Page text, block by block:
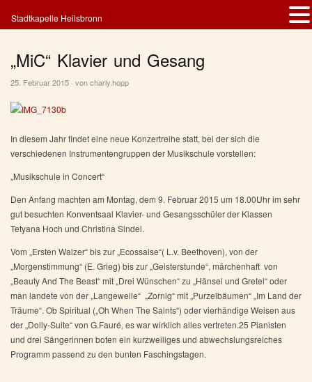
„MiC“ Klavier und Gesang
25. Februar 2015 · voncharly.hopp
In diesem Jahr findet eine neue Konzertreihe statt, bei der sich die
verschiedenen Instrumentengruppen der Musikschule vorstellen:
„Musikschule in Concert“
Den Anfang machten am Montag, dem 9. Februar 2015 um 18.00Uhr im sehr
gut besuchten Konventsaal Klavier- und Gesangsschüler der Klassen
Tetyana Hoch und Christina Sindel.
Vom „Ersten Walzer“ bis zur „Ecossaise“( L.v. Beethoven), von der
„Morgenstimmung“ (E. Grieg) bis zur „Geisterstunde“, märchenhaft von
„Beauty And The Beast“ mit „Drei Wünschen“ zu „Hänsel und Gretel“ oder
man landete von der „Langeweile“ „Zornig“ mit „Purzelbäumen“ „Im Land der
Träume“. Ob Spiritual („Oh When The Saints“) oder vierhändige Weisen aus
der „Dolly-Suite“ von G.Fauré, es war wirklich alles vertreten.25 Pianisten
und drei Sängerinnen boten ein kurzweiliges und abwechslungsreiches
Programm passend zu den bunten Faschingstagen.
Stadtkapelle Heilsbronn